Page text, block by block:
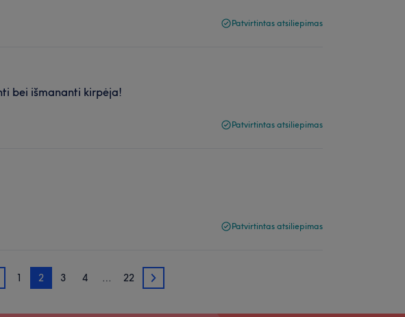
Patvirtintas atsiliepimas
bei išmananti kirpėja!
Patvirtintas atsiliepimas
Patvirtintas atsiliepimas
1 2 3 4 … 22 3